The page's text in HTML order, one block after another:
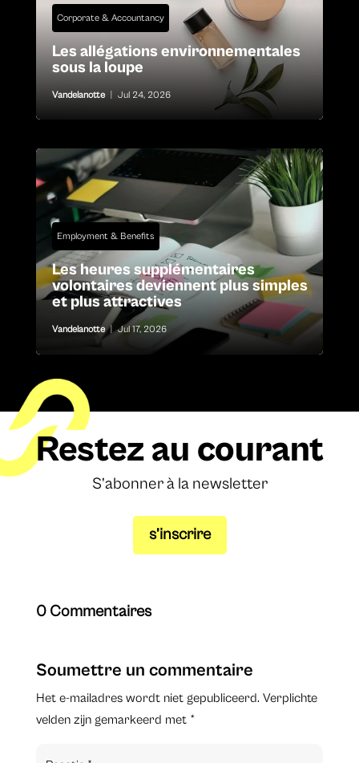
Corporate & Accountancy
Les allégations environnementales
sous la loupe
Vandelanotte Jul 24, 2026
Employment & Benefits
Les heures supplémentaires
volontaires deviennent plus simples
et plus attractives
Vandelanotte | Jul 17, 2026
Restez au courant
S’abonner à la newsletter
s’inscrire
0 Commentaires
Soumettre un commentaire
Het e-mailadres wordt niet gepubliceerd. Verplichte
velden zijn gemarkeerd met *